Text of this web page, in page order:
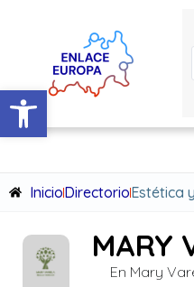
Abrir barra de herramientas
InicioDirectorioEstética
MARY
En Mary